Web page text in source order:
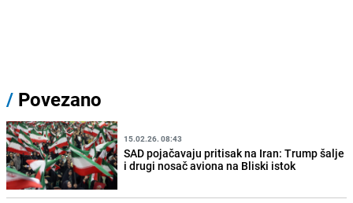
/ Povezano
15.02.26. 08:43
SAD pojačavaju pritisak na Iran: Trump šalje
i drugi nosač aviona na Bliski istok